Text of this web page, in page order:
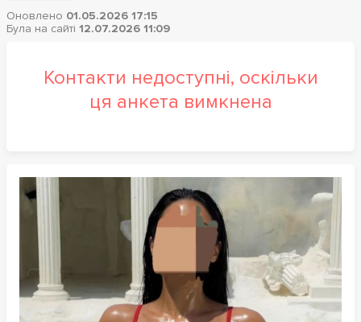
Оновлено 01.05.2026 17:15
Була на сайті 12.07.2026 11:09
Контакти недоступні, оскільки
ця анкета вимкнена